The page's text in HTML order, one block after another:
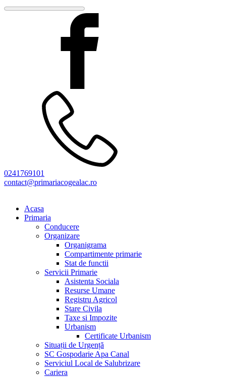
0241769101
contact@primariacogealac.ro
Acasa
Primaria
Conducere
Organizare
Organigrama
Compartimente primarie
Stat de functii
Servicii Primarie
Asistenta Sociala
Resurse Umane
Registru Agricol
Stare Civila
Taxe si Impozite
Urbanism
Certificate Urbanism
Situații de Urgență
SC Gospodarie Apa Canal
Serviciul Local de Salubrizare
Cariera